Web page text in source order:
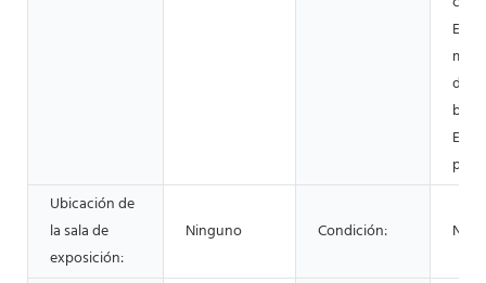
de
Ubicación de
la sala de
exposición:
Ninguno Condición: